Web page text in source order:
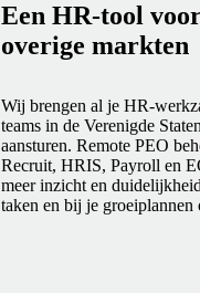
Een HR-tool
overige markten
Wij brengen al je HR-
teams in de Verenigde
aansturen. Remote PEO
Recruit, HRIS, Payroll en
meer inzicht en
taken en bij je groeiplannen